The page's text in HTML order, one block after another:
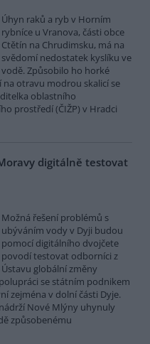
Úhyn raků a ryb v Horním
rybníce u Vranova, části obce
Ctětín na Chrudimsku, má na
svědomí nedostatek kyslíku ve
vodě. Způsobilo ho horké
na otravu modrou skalicí se
oblastního
prostředí (ČIŽP) v Hradci
digitálně testovat
Možná řešení problémů s
ubýváním vody v Dyji budou
pomocí digitálního dvojčete
povodí testovat odborníci z
Ústavu globální změny
se státním podnikem
zejména v dolní části Dyje.
Nové Mlýny uhynuly
způsobenému